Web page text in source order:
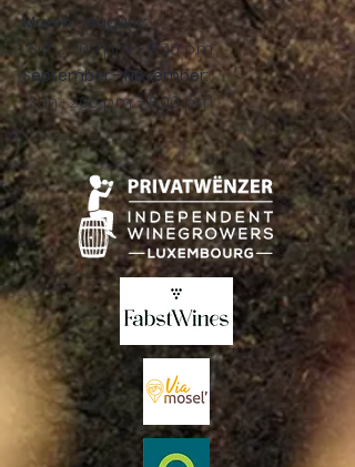
March - August:
Sun .: 2:00 p.m. - 8:00 p.m.
September - November:
Sun .: 2:00 p.m. - 8:00 p.m.